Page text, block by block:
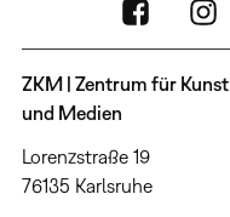
ZKM | Zentrum für Kunst
und Medien
Lorenzstraße 19
76135 Karlsruhe